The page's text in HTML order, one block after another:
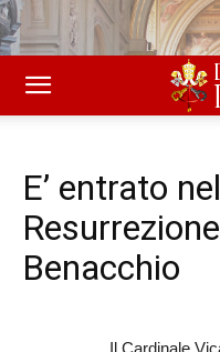
E’ entrato
Benacchio
Il Cardinale